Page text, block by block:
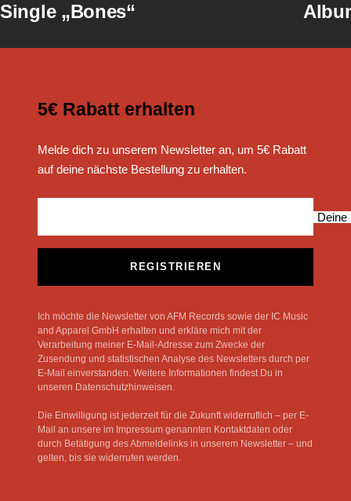
Single „Bones“
5€ Rabatt erhalten
Melde dich zu unserem Newsletter an, um 5€ Rabatt
auf deine nächste Bestellung zu erhalten.
Deine
REGISTRIEREN
Ich möchte die Newsletter von AFM Records sowie der IC Music
and Apparel GmbH erhalten und erkläre mich mit der
Verarbeitung meiner E-Mail-Adresse zum Zwecke der
Zusendung und statistischen Analyse des Newsletters durch per
E-Mail einverstanden. Weitere Informationen findest Du in
unseren Datenschutzhinweisen.
Die Einwilligung ist jederzeit für die Zukunft widerruflich – per E-
Mail an unsere im Impressum genannten Kontaktdaten oder
durch Betätigung des Abmeldelinks in unserem Newsletter – und
gelten, bis sie widerrufen werden.